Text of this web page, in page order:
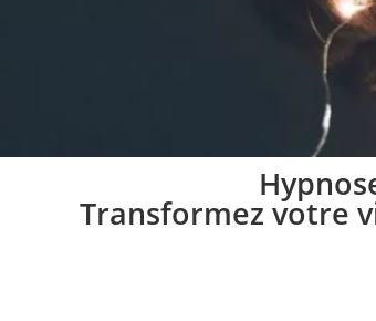
Pratique
Transformez votre